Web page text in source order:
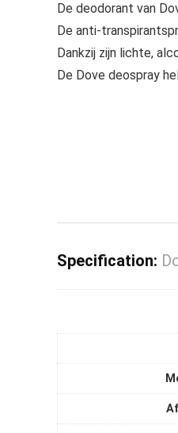
De deodorant van
De anti-
Dankzij zijn lichte,
De Dove deospray
Specification: